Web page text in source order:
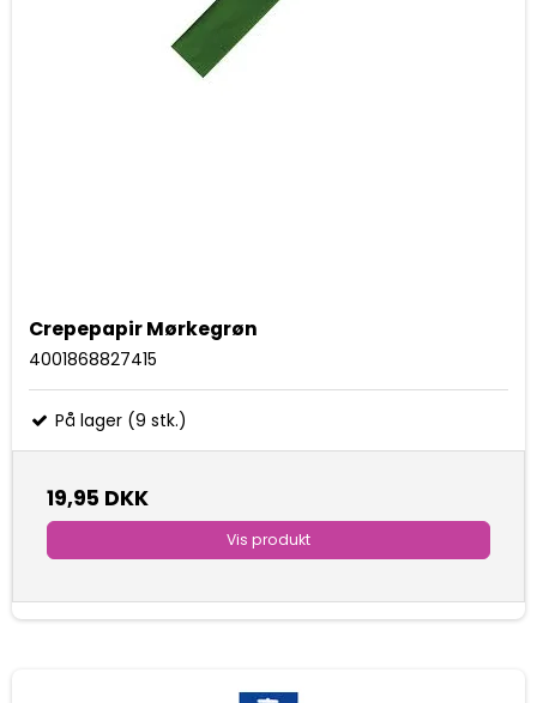
Crepepapir Mørkegrøn
4001868827415
På lager (9 stk.)
19,95 DKK
Vis produkt